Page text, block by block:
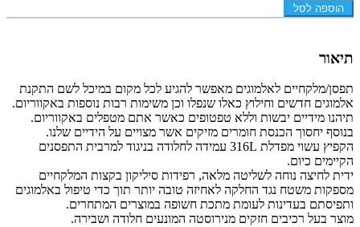
הוספה לסל
תיאור
תפסן/מלקחיים לאלמוגים מאפשר להגיע לכל מקום במיכל לשם התקנת
אלמוגים חדשים וחילוץ כאלו שנפלו וכן משימות רבות נוספות באקווריום.
תיהנו מידיים יבשות וללא טפטופים כאשר אתם מטפלים באקווריום.
בנוסף יחסוך הכנסת חומרים מזיקים אשר מצויים על הידיים שלנו.
הקפיץ עשוי מפדלת 316L עמידה לחלודה בניגוד למרבית התפסנים
הקיימים כיום.
ידית לחיצה נוחה לשליטה מלאה, רפידות סיליקון בקצות המלקחיים
מספקות משטח נגד החלקה לאחיזה טובה יותר תוך כדי טיפול באלמוגים
ותפיסתם בעדינות לעומת מתכת חשופה במוצרים המתחרים.
מוצר בעל רכיבים חזקים מנירוסטה המונעים חלודה ושבירה.